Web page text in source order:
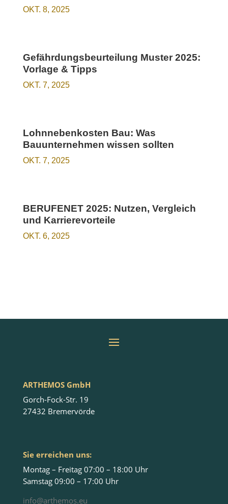
OKT. 8, 2025
Gefährdungsbeurteilung Muster 2025:
Vorlage & Tipps
OKT. 7, 2025
Lohnnebenkosten Bau: Was
Bauunternehmen wissen sollten
OKT. 7, 2025
BERUFENET 2025: Nutzen, Vergleich
und Karrierevorteile
OKT. 6, 2025
ARTHEMOS GmbH
Gorch-Fock-Str. 19
27432 Bremervörde
Sie erreichen uns:
Montag – Freitag 07:00 – 18:00 Uhr
Samstag 09:00 – 17:00 Uhr
info@arthemos.eu